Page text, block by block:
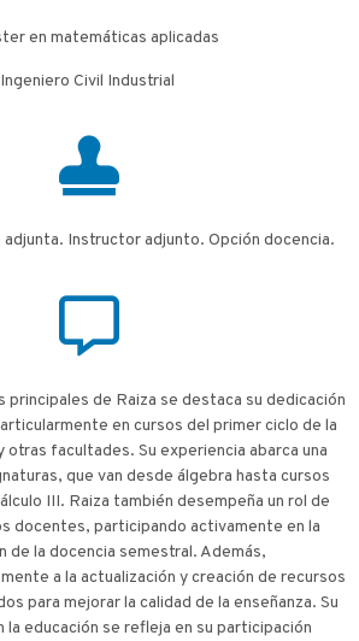
en matemáticas aplicadas
Ingeniero Civil Industrial
Instructor adjunto. Opción docencia.
principales de Raiza se destaca su dedicación
en cursos del primer ciclo de la
otras facultades. Su experiencia abarca una
que van desde álgebra hasta cursos
III. Raiza también desempeña un rol de
docentes, participando activamente en la
de la docencia semestral. Además,
a la actualización y creación de recursos
para mejorar la calidad de la enseñanza. Su
educación se refleja en su participación